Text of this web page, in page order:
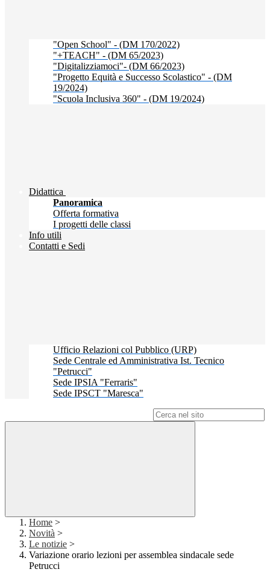
"Open School" - (DM 170/2022)
"+TEACH" - (DM 65/2023)
"Digitalizziamoci"- (DM 66/2023)
"Progetto Equità e Successo Scolastico" - (DM
19/2024)
"Scuola Inclusiva 360" - (DM 19/2024)
Didattica
Panoramica
Offerta formativa
I progetti delle classi
Info utili
Contatti e Sedi
Ufficio Relazioni col Pubblico (URP)
Sede Centrale ed Amministrativa Ist. Tecnico
"Petrucci"
Sede IPSIA "Ferraris"
Sede IPSCT "Maresca"
Home >
Novità >
Le notizie >
Variazione orario lezioni per assemblea sindacale sede
Petrucci